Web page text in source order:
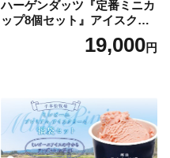
ハーゲンダッツ『定番ミニカ
ップ8個セット』アイスクリ
ーム アイス スイーツ デザー
19,000円